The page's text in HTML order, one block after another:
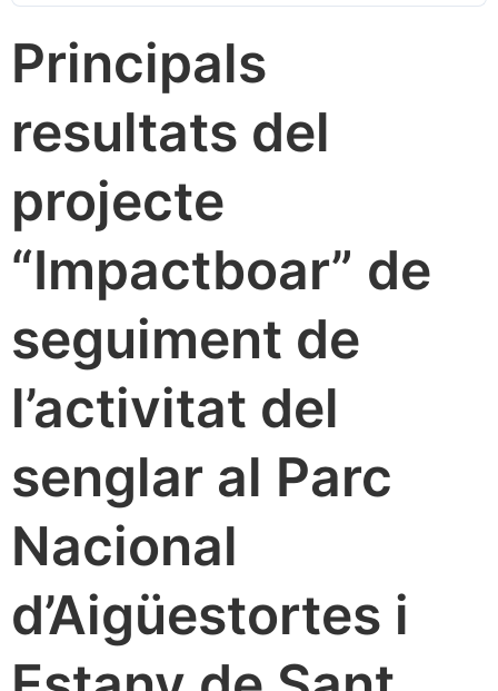
Principals
resultats del
projecte
“Impactboar” de
seguiment de
l’activitat del
senglar al Parc
Nacional
d’Aigüestortes i